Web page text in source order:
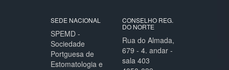
SEDE NACIONAL
SPEMD -
Sociedade
Portguesa de
Estomatologia e
CONSELHO REG.
DO NORTE
Rua do Almada,
679 - 4. andar -
sala 403